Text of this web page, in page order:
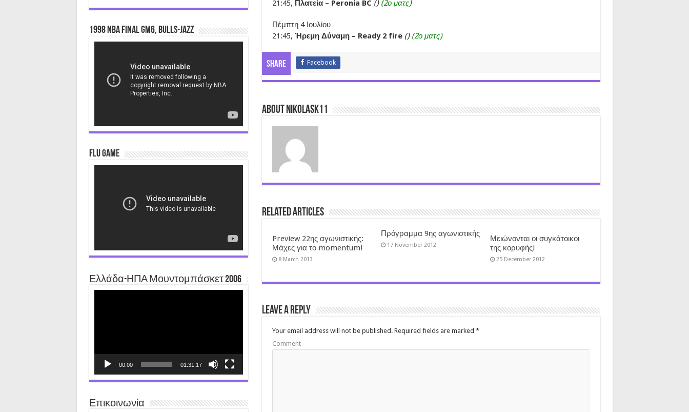
21:45, Πλατεία – Peronia BC () (2ο ματς)
Πέμπτη 4 Ιουλίου
21:45, Ήρεμη Δύναμη – Ready 2 fire () (2ο ματς)
Share Facebook
About nikolask11
Related Articles
Preview 22ης αγωνιστικής:
Μάχες για το momentum!
8 March 2013
Πρόγραμμα 9ης αγωνιστικής
17 November 2012
Μειώνονται οι συγκάτοικοι
της κορυφής!
25 December 2012
Leave a Reply
Your email address will not be published.Required fields are marked *
Comment
1998 NBA Final gm6, Bulls-Jazz
Flu Game
Ελλάδα-ΗΠΑ Μουντομπάσκετ 2006
00:00 01:31:17
Επικοινωνία